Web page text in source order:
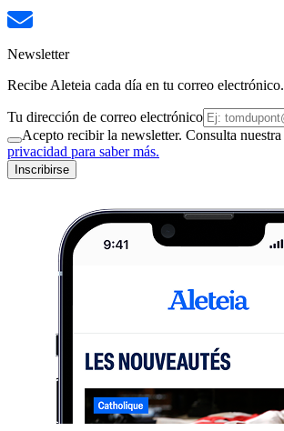
Newsletter
Recibe Aleteia cada día en tu correo electrónico.
Tu dirección de correo electrónico
Acepto recibir la newsletter. Consulta nuestra
privacidad para saber más.
Inscribirse